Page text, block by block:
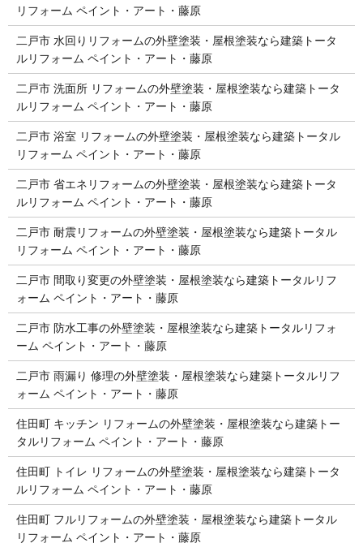
リフォーム ペイント・アート・藤原
二戸市 水回りリフォームの外壁塗装・屋根塗装なら建築トータ
ルリフォーム ペイント・アート・藤原
二戸市 洗面所 リフォームの外壁塗装・屋根塗装なら建築トータ
ルリフォーム ペイント・アート・藤原
二戸市 浴室 リフォームの外壁塗装・屋根塗装なら建築トータル
リフォーム ペイント・アート・藤原
二戸市 省エネリフォームの外壁塗装・屋根塗装なら建築トータ
ルリフォーム ペイント・アート・藤原
二戸市 耐震リフォームの外壁塗装・屋根塗装なら建築トータル
リフォーム ペイント・アート・藤原
二戸市 間取り変更の外壁塗装・屋根塗装なら建築トータルリフ
ォーム ペイント・アート・藤原
二戸市 防水工事の外壁塗装・屋根塗装なら建築トータルリフォ
ーム ペイント・アート・藤原
二戸市 雨漏り 修理の外壁塗装・屋根塗装なら建築トータルリフ
ォーム ペイント・アート・藤原
住田町 キッチン リフォームの外壁塗装・屋根塗装なら建築トー
タルリフォーム ペイント・アート・藤原
住田町 トイレ リフォームの外壁塗装・屋根塗装なら建築トータ
ルリフォーム ペイント・アート・藤原
住田町 フルリフォームの外壁塗装・屋根塗装なら建築トータル
リフォーム ペイント・アート・藤原